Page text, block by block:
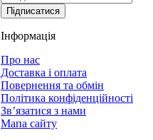
Підписатися
Інформація
Про нас
Доставка і оплата
Повернення та обмін
Політика конфіденційності
Зв’язатися з нами
Мапа сайту